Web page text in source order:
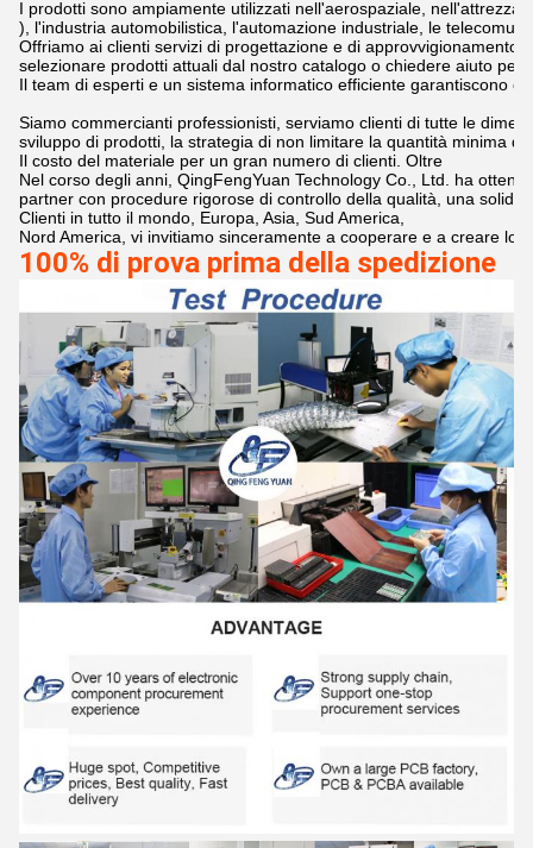
I prodotti sono ampiamente utilizzati nell'aerospaziale,
), l'industria automobilistica, l'automazione industriale, le
Offriamo ai clienti servizi di progettazione e di approvvigionamento
selezionare prodotti attuali dal nostro catalogo o chiedere aiuto per
Il team di esperti e un sistema informatico efficiente garantiscono
Siamo commercianti professionisti, serviamo clienti di tutte le
sviluppo di prodotti, la strategia di non limitare la quantità minima
Il costo del materiale per un gran numero di clienti. Oltre
Nel corso degli anni, QingFengYuan Technology Co., Ltd. ha
partner con procedure rigorose di controllo della qualità, una
Clienti in tutto il mondo, Europa, Asia, Sud America,
Nord America, vi invitiamo sinceramente a cooperare e a creare lo
100% di prova prima della spedizione